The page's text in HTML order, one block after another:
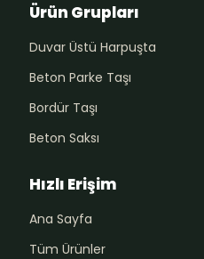
Ürün Grupları
Duvar Üstü Harpuşta
Beton Parke Taşı
Bordür Taşı
Beton Saksı
Hızlı Erişim
Ana Sayfa
Tüm Ürünler